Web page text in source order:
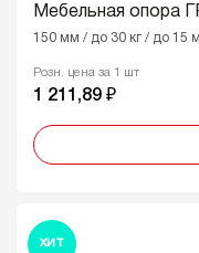
Мебельная опора
150 мм / до 30 кг / до 15
Розн. цена за 1 шт
1 211,89 ₽
ХИТ